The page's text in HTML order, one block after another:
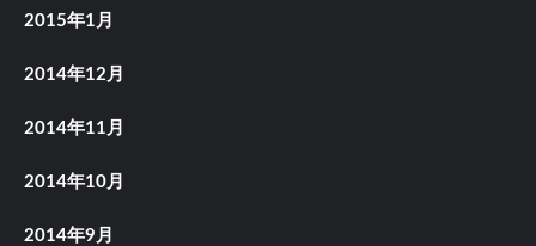
2015年1月
2014年12月
2014年11月
2014年10月
2014年9月